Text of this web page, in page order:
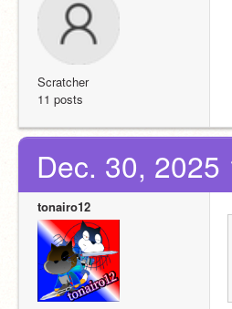
Scratcher
11 posts
Dec. 30, 2025
tonairo12